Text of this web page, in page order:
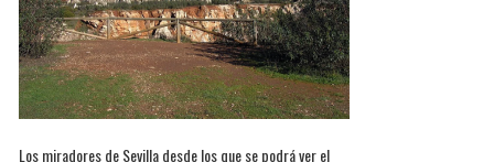
Los miradores de Sevilla desde los que se podrá ver el